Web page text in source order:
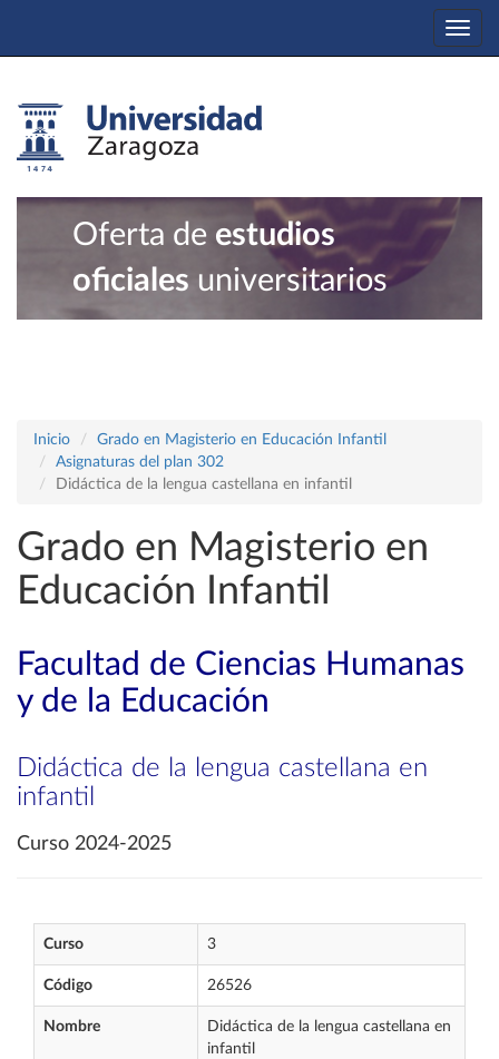
Oferta de estudios
oficiales universitarios
Inicio
Grado en Magisterio en Educación Infantil
Asignaturas del plan 302
Didáctica de la lengua castellana en infantil
Grado en Magisterio en
Educación Infantil
Facultad de Ciencias Humanas
y de la Educación
Didáctica de la lengua castellana en
infantil
Curso 2024-2025
Curso 3
Código 26526
Nombre
Didáctica de la lengua castellana en
infantil